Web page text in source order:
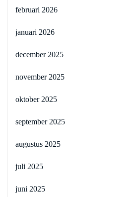
februari 2026
januari 2026
december 2025
november 2025
oktober 2025
september 2025
augustus 2025
juli 2025
juni 2025